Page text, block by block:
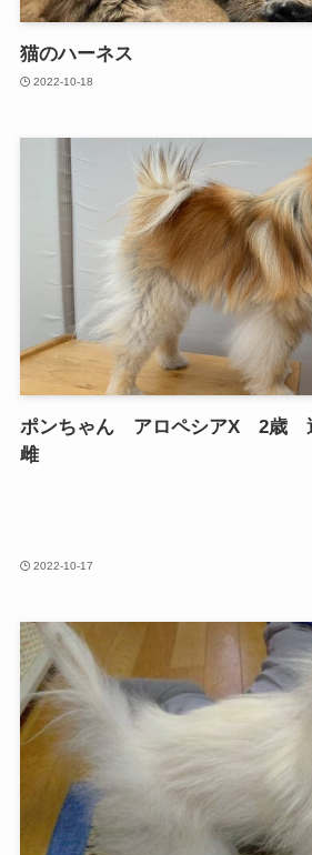
猫のハーネス
2022-10-18
ポンちゃん アロペシアX 2歳
2022-10-17